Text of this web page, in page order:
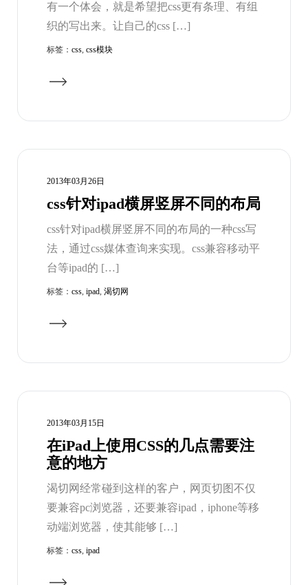
有一个体会，就是希望把css更有条理、有组
织的写出来。让自己的css […]
标签： css, css模块
2013年03月26日
css针对ipad横屏竖屏不同的布局
css针对ipad横屏竖屏不同的布局的一种css写
法，通过css媒体查询来实现。css兼容移动平
台等ipad的 […]
标签： css, ipad, 渴切网
2013年03月15日
在iPad上使用CSS的几点需要注
意的地方
渴切网经常碰到这样的客户，网页切图不仅
要兼容pc浏览器，还要兼容ipad，iphone等移
动端浏览器，使其能够 […]
标签： css, ipad